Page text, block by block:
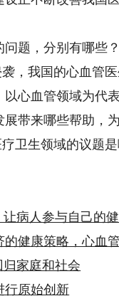
，分别有哪些？
我国的心血管医
心血管领域为代
带来哪些帮助，
生领域的议题是
病人参与自己的
健康策略，心血
家庭和社会
行原始创新